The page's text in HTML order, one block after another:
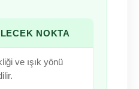
NOKTA
ve ışık yönü